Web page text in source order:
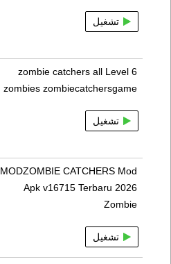
تشغيل
zombie catchers all Level 6
zombies zombiecatchersgame
تشغيل
MODZOMBIE CATCHERS Mod
Apk v16715 Terbaru 2026
Zombie
تشغيل